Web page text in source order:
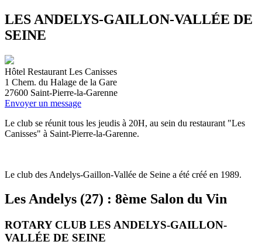
LES ANDELYS-GAILLON-VALLÉE DE
SEINE
Hôtel Restaurant Les Canisses
1 Chem. du Halage de la Gare
27600 Saint-Pierre-la-Garenne
Envoyer un message
Le club se réunit tous les jeudis à 20H, au sein du restaurant "Les
Canisses" à Saint-Pierre-la-Garenne.
Le club des Andelys-Gaillon-Vallée de Seine a été créé en 1989.
Les Andelys (27) : 8ème Salon du Vin
ROTARY CLUB LES ANDELYS-GAILLON-
VALLÉE DE SEINE